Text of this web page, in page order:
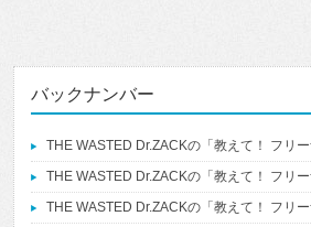
バックナンバー
THE WASTED Dr.ZACKの「教えて！ フリ
THE WASTED Dr.ZACKの「教えて！ フリ
THE WASTED Dr.ZACKの「教えて！ フリ